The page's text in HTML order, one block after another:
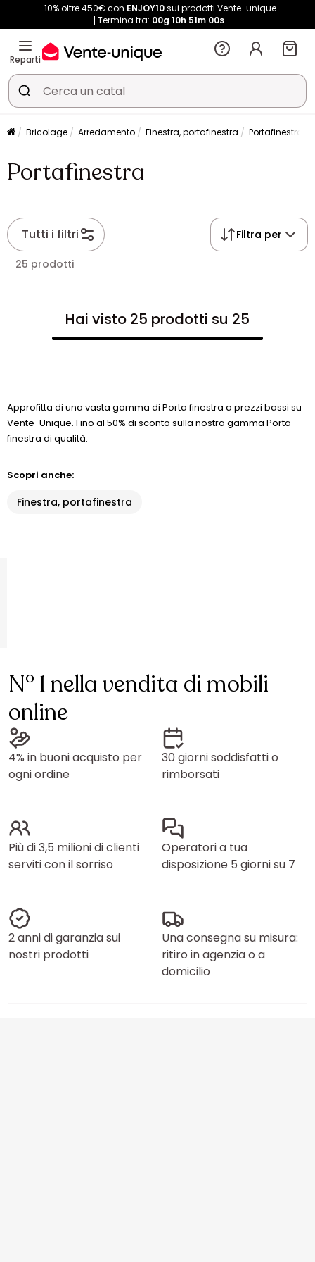
-10% oltre 450€ con ENJOY10sui prodotti Vente-unique
Termina tra: 00g 10h 51m 00s
Reparti
Bricolage Arredamento Finestra, portafinestra Portafinestra
Portafinestra
Tutti i filtri Filtra per
25 prodotti
Hai visto 25 prodotti su 25
Approfitta di una vasta gamma di Porta finestra a prezzi bassi su
Vente-Unique. Fino al 50% di sconto sulla nostra gamma Porta
finestra di qualità.
Scopri anche:
Finestra, portafinestra
N° 1 nella vendita di mobili
online
4% in buoni acquisto per
ogni ordine
30 giorni soddisfatti o
rimborsati
Più di 3,5 milioni di clienti
serviti con il sorriso
Operatori a tua
disposizione 5 giorni su 7
2 anni di garanzia sui
nostri prodotti
Una consegna su misura:
ritiro in agenzia o a
domicilio